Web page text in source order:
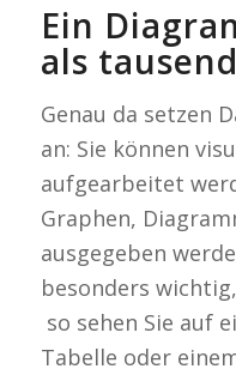
Ein
als
Genau da setzen
an: Sie können
aufgearbeitet
Graphen,
ausgegeben
besonders
so sehen Sie auf
Tabelle oder